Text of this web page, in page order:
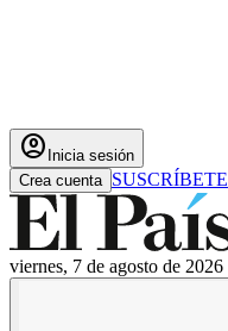
account_circle Inicia sesión
Crea cuenta SUSCRÍBETE
viernes, 7 de agosto de 2026